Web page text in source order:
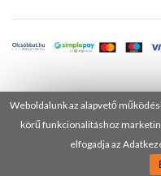
Weboldalunk az alapvető
körű funkcionalitáshoz
elfogadja az
© 2025 Minden jog